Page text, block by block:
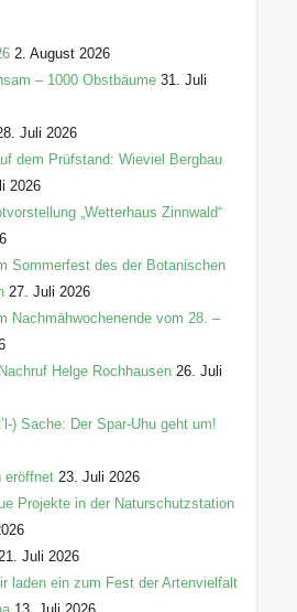
2. August 2026
– 1000 Obstbäume 31. Juli
Juli 2026
dem Prüfstand: Wieviel Bergbau
2026
„Wetterhaus Zinnwald“
Sommerfest des der Botanischen
27. Juli 2026
Nachmähwochenende vom 28. –
Helge Rochhausen 26. Juli
) Sache: Der Spar-Uhu geht um!
eröffnet 23. Juli 2026
Projekte in der Naturschutzstation
21. Juli 2026
laden ein zum Fest der Artenvielfalt